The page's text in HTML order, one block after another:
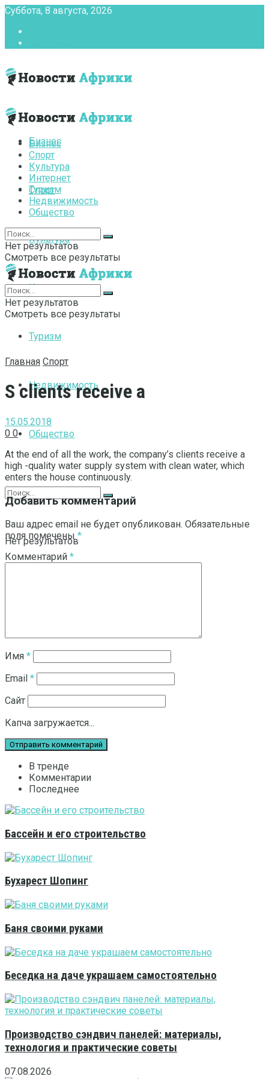
Суббота, 8 августа, 2026
Бизнес
Спорт
Культура
Интернет
Туризм
Недвижимость
Общество
Нет результатов
Бизнес
Спорт
Культура
Интернет
Туризм
Недвижимость
Общество
Нет результатов
Смотреть все результаты
Нет результатов
Смотреть все результаты
Главная Спорт
S clients receive a
15.05.2018
0 0
At the end of all the work, the company’s clients receive a
high -quality water supply system with clean water, which
enters the house continuously.
Добавить комментарий
Ваш адрес email не будет опубликован. Обязательные
поля помечены *
Комментарий *
Имя *
Email *
Сайт
Капча загружается...
В тренде
Комментарии
Последнее
Бассейн и его строительство
Бухарест Шопинг
Баня своими руками
Беседка на даче украшаем самостоятельно
Производство сэндвич панелей: материалы,
технология и практические советы
07.08.2026